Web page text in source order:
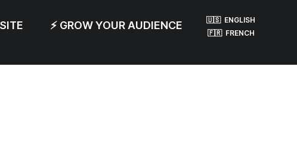
⚡ GROW YOUR AUDIENCE
🇺🇸 ENGLISH
🇫🇷 FRENCH